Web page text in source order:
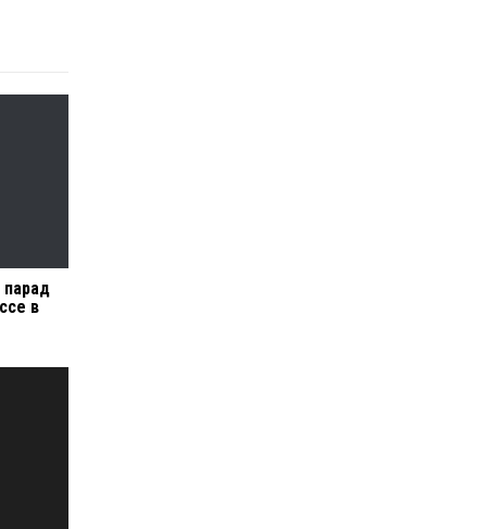
парад
в